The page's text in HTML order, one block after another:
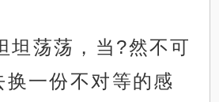
坦荡荡，当?然不可
一份不对等的感